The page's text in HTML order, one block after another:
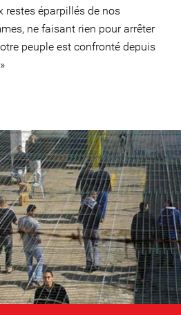
restes éparpillés de nos
ne faisant rien pour arrêter
peuple est confronté depuis